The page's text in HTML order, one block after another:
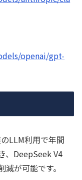
openai/gpt-
LLM利用で年間
、DeepSeek V4
が可能です。